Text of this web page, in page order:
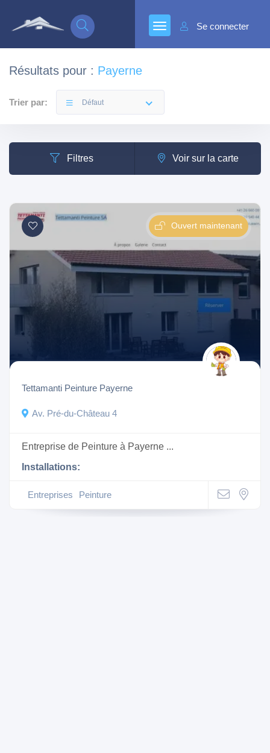
Se connecter
Résultats pour : Payerne
Trier par: Défaut
Filtres Voir sur la carte
Ouvert maintenant
Tettamanti Peinture Payerne
Av. Pré-du-Château 4
Entreprise de Peinture à Payerne ...
Installations:
Entreprises Peinture